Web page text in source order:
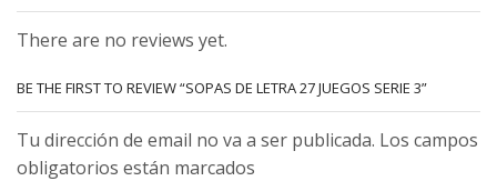
There are no reviews yet.
BE THE FIRST TO REVIEW “SOPAS DE LETRA 27 JUEGOS SERIE 3”
Tu dirección de email no va a ser publicada. Los campos
obligatorios están marcados